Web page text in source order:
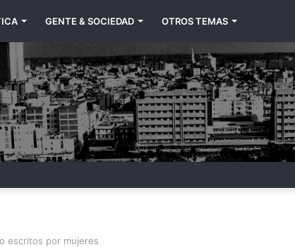
GENTE & SOCIEDAD OTROS TEMAS
escritos por mujeres